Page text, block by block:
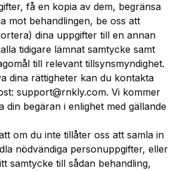
få en kopia av dem, begränsa
mot behandlingen, be oss att
dina uppgifter till en annan
tidigare lämnat samtycke samt
till relevant tillsynsmyndighet.
dina rättigheter kan du kontakta
support@rnkly.com. Vi kommer
din begäran i enlighet med gällande
om du inte tillåter oss att samla in
nödvändiga personuppgifter, eller
samtycke till sådan behandling,